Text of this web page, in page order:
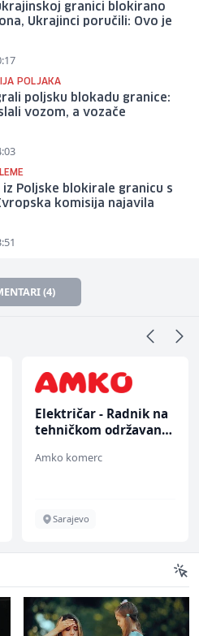
granici blokirano
Ukrajinci poručili: Ovo je
POLJAKA
poljsku blokadu granice:
vozom, a vozače
iz Poljske blokirale granicu s
komisija najavila
(4)
Električar - Radnik na
tehničkom održavanju
Amko komerc
Sarajevo